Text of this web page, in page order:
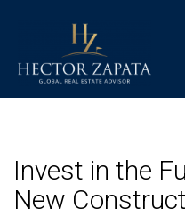
Invest in the
New